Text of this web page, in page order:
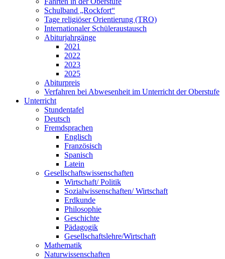
Schulband „Rockfort“
Tage religiöser Orientierung (TRO)
Internationaler Schüleraustausch
Abiturjahrgänge
2021
2022
2023
2025
Abiturpreis
Verfahren bei Abwesenheit im Unterricht der Oberstufe
Unterricht
Stundentafel
Deutsch
Fremdsprachen
Englisch
Französisch
Spanisch
Latein
Gesellschaftswissenschaften
Wirtschaft/ Politik
Sozialwissenschaften/ Wirtschaft
Erdkunde
Philosophie
Geschichte
Pädagogik
Gesellschaftslehre/Wirtschaft
Mathematik
Naturwissenschaften